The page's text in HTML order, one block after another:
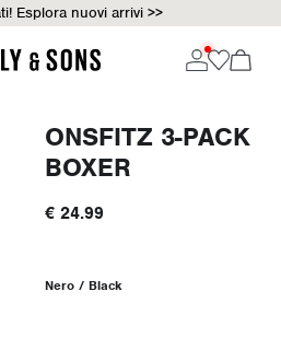
Esplora nuovi arrivi >>
ONSFITZ 3-PACK
BOXER
€ 24.99
Nero / Black